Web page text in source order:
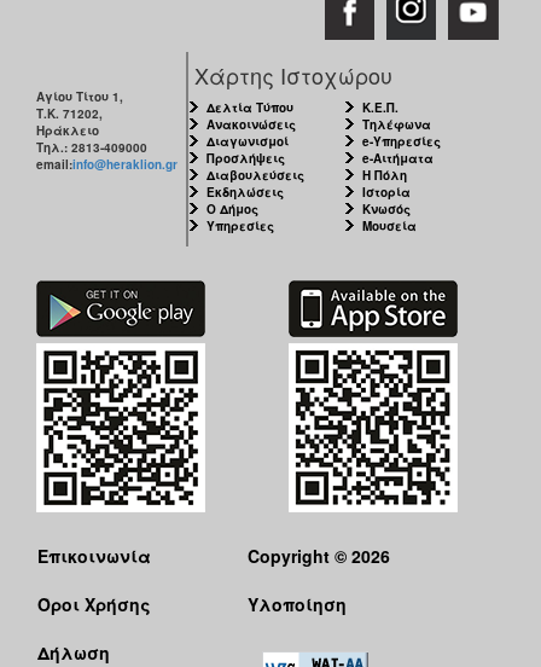
Αγίου Τίτου 1,
Τ.Κ. 71202,
Ηράκλειο
Τηλ.: 2813-409000
email:info@heraklion.gr
Χάρτης Ιστοχώρου
Δελτία Τύπου
Ανακοινώσεις
Διαγωνισμοί
Προσλήψεις
Διαβουλεύσεις
Εκδηλώσεις
Ο Δήμος
Υπηρεσίες
Κ.Ε.Π.
Τηλέφωνα
e-Υπηρεσίες
e-Αιτήματα
Η Πόλη
Ιστορία
Κνωσός
Μουσεία
Επικοινωνία
Όροι Χρήσης
Δήλωση
Copyright © 2026
Υλοποίηση